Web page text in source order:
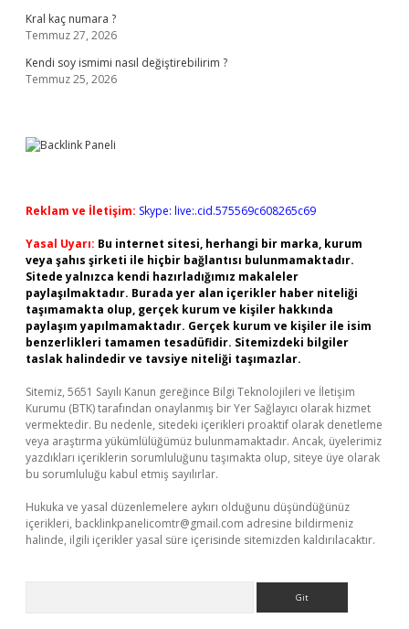
Kral kaç numara ?
Temmuz 27, 2026
Kendi soy ismimi nasıl değiştirebilirim ?
Temmuz 25, 2026
Reklam ve İletişim: Skype: live:.cid.575569c608265c69
Yasal Uyarı: Bu internet sitesi, herhangi bir marka, kurum
veya şahıs şirketi ile hiçbir bağlantısı bulunmamaktadır.
Sitede yalnızca kendi hazırladığımız makaleler
paylaşılmaktadır. Burada yer alan içerikler haber niteliği
taşımamakta olup, gerçek kurum ve kişiler hakkında
paylaşım yapılmamaktadır. Gerçek kurum ve kişiler ile isim
benzerlikleri tamamen tesadüfidir. Sitemizdeki bilgiler
taslak halindedir ve tavsiye niteliği taşımazlar.
Sitemiz, 5651 Sayılı Kanun gereğince Bilgi Teknolojileri ve İletişim
Kurumu (BTK) tarafından onaylanmış bir Yer Sağlayıcı olarak hizmet
vermektedir. Bu nedenle, sitedeki içerikleri proaktif olarak denetleme
veya araştırma yükümlülüğümüz bulunmamaktadır. Ancak, üyelerimiz
yazdıkları içeriklerin sorumluluğunu taşımakta olup, siteye üye olarak
bu sorumluluğu kabul etmiş sayılırlar.
Hukuka ve yasal düzenlemelere aykırı olduğunu düşündüğünüz
içerikleri, backlinkpanelicomtr@gmail.com adresine bildirmeniz
halinde, ilgili içerikler yasal süre içerisinde sitemizden kaldırılacaktır.